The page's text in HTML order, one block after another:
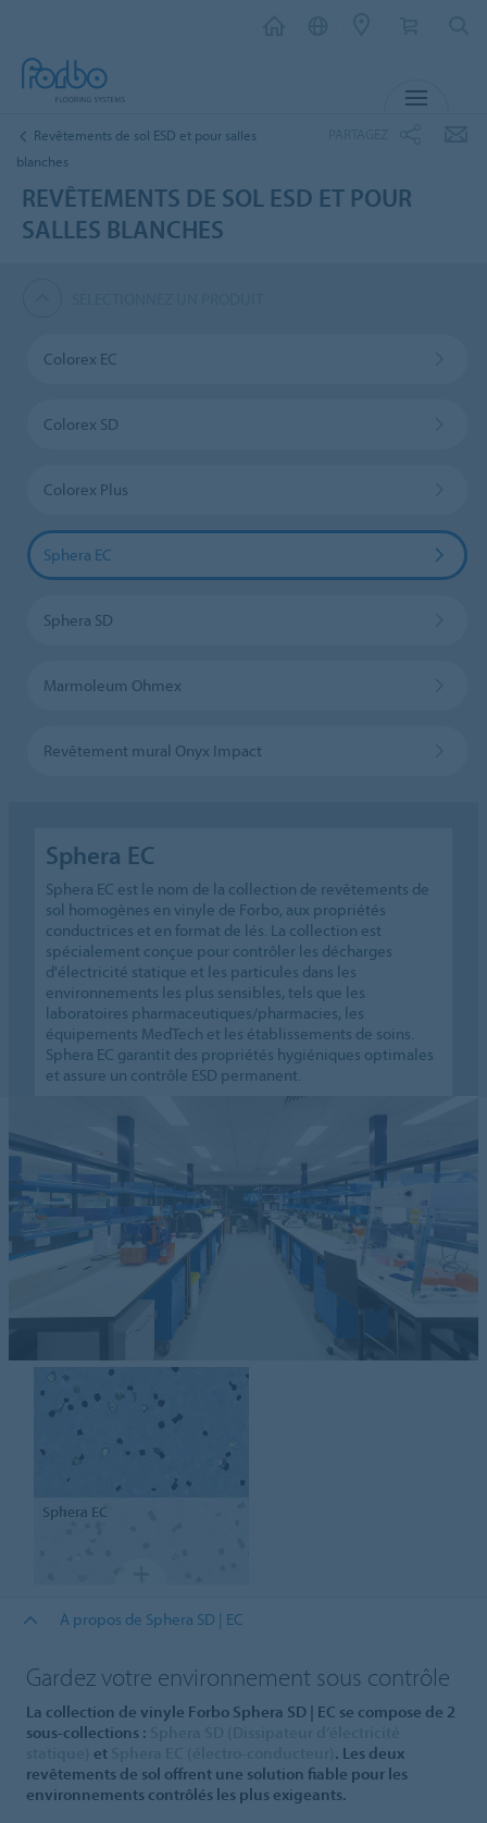
Revêtements de sol ESD et pour salles
blanches
REVÊTEMENTS DE SOL ESD ET POUR
SALLES BLANCHES
Colorex EC
Colorex SD
Colorex Plus
Sphera EC
Sphera SD
Marmoleum Ohmex
Revêtement mural Onyx Impact
Sphera EC
Sphera EC est le nom de la collection de revêtements de
sol homogènes en vinyle de Forbo, aux propriétés
conductrices et en format de lés. La collection est
spécialement conçue pour contrôler les décharges
d'électricité statique et les particules dans les
environnements les plus sensibles, tels que les
laboratoires pharmaceutiques/pharmacies, les
équipements MedTech et les établissements de soins.
Sphera EC garantit des propriétés hygiéniques optimales
et assure un contrôle ESD permanent.
Sphera EC
À propos de Sphera SD | EC
Gardez votre environnement sous contrôle
La collection de vinyle Forbo Sphera SD | EC se compose de 2
sous-collections :
et
. Les deux
revêtements de sol offrent une solution fiable pour les
environnements contrôlés les plus exigeants.